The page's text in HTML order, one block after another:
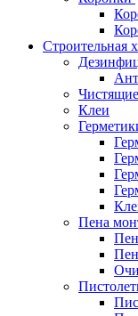
Строительная
Клеи
Пена